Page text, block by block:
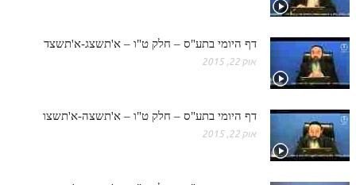
דף היומי בתע"ס – חלק ט"ו – א'תשצג-א'תשצד
אוק 22, 2015
דף היומי בתע"ס – חלק ט"ו – א'תשצה-א'תשצו
אוק 22, 2015